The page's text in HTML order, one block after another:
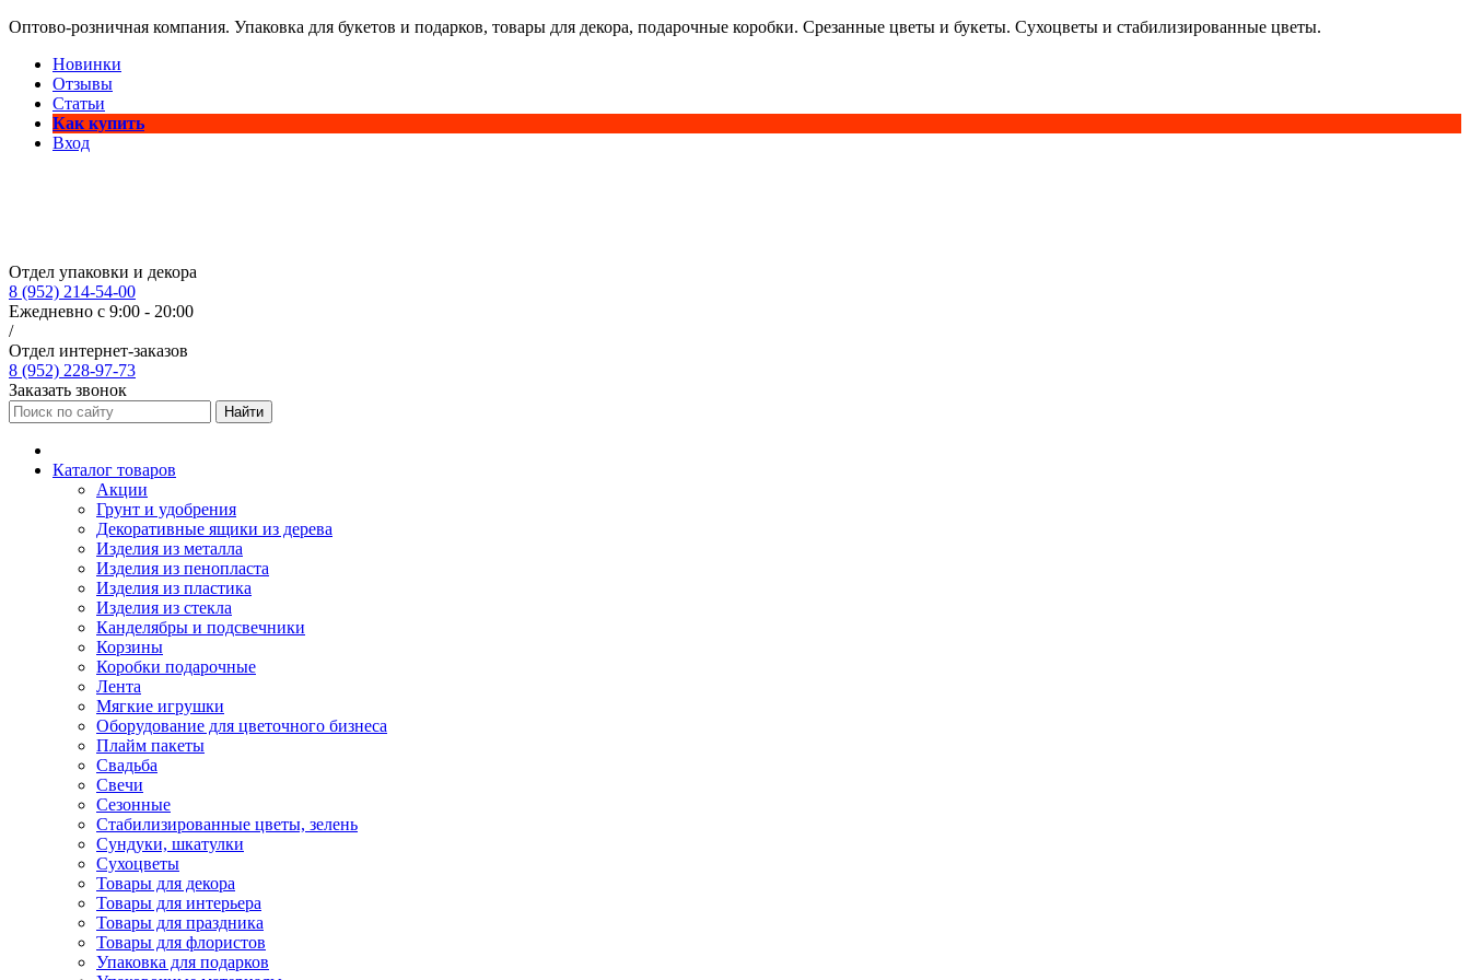
Оптово-розничная компания. Упаковка для букетов и подарков, товары для декора, подарочные коробки. Срезанные цветы и букеты. Сухоцветы и стабилизированные цветы.
Новинки
Отзывы
Статьи
Как купить
Вход
Отдел упаковки и декора
8 (952) 214-54-00
Ежедневно с 9:00 - 20:00
/
Отдел интернет-заказов
8 (952) 228-97-73
Заказать звонок
Найти
Каталог товаров
Акции
Грунт и удобрения
Декоративные ящики из дерева
Изделия из металла
Изделия из пенопласта
Изделия из пластика
Изделия из стекла
Канделябры и подсвечники
Корзины
Коробки подарочные
Лента
Мягкие игрушки
Оборудование для цветочного бизнеса
Плайм пакеты
Свадьба
Свечи
Сезонные
Стабилизированные цветы, зелень
Сундуки, шкатулки
Сухоцветы
Товары для декора
Товары для интерьера
Товары для праздника
Товары для флористов
Упаковка для подарков